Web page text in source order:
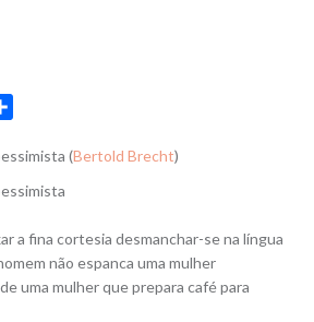
a
r
(Bertold Brecht)
a fina cortesia desmanchar-se na língua
não espanca uma mulher
uma mulher que prepara café para